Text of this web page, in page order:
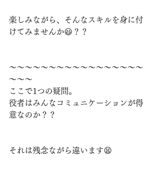
楽しみながら、そんなスキルを身に付
けてみませんか😃？？
～～～～～～～～～～～～～～～～～
～～～
ここで1つの疑問。
役者はみんなコミュニケーションが得
意なのか？？⁡⁡
⁡それは残念ながら違います😫⁡⁡